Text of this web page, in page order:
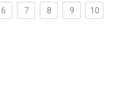
6 7 8 9 10